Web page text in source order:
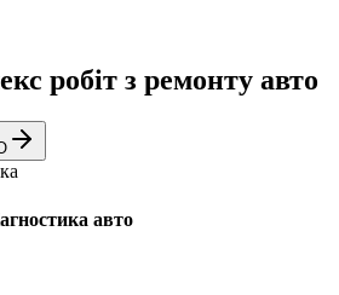
робіт з ремонту авто
авто